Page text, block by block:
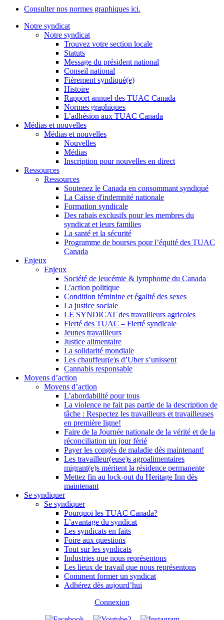
Consulter nos normes graphiques ici.
Notre syndicat
Notre syndicat
Trouvez votre section locale
Statuts
Message du président national
Conseil national
Fièrement syndiqué(e)
Histoire
Rapport annuel des TUAC Canada
Normes graphiques
L’adhésion aux TUAC Canada
Médias et nouvelles
Médias et nouvelles
Nouvelles
Médias
Inscription pour nouvelles en direct
Ressources
Ressources
Soutenez le Canada en consommant syndiqué
La Caisse d'indemnité nationale
Formation syndicale
Des rabais exclusifs pour les membres du
syndicat et leurs families
La santé et la sécurité
Programme de bourses pour l’équité des TUAC
Canada
Enjeux
Enjeux
Société de leucémie & lymphome du Canada
L’action politique
Condition féminine et égalité des sexes
La justice sociale
LE SYNDICAT des travailleurs agricoles
Fierté des TUAC – Fierté syndicale
Jeunes travailleurs
Justice alimentaire
La solidarité mondiale
Les chauffeur(e)s d’Uber s’unissent
Cannabis responsable
Moyens d’action
Moyens d’action
L’abordabilité pour tous
La violence ne fait pas partie de la description de
tâche : Respectez les travailleurs et travailleuses
en première ligne!
Faire de la Journée nationale de la vérité et de la
réconciliation un jour férié
Payer les congés de maladie dès maintenant!
Les travailleur(euse)s agroalimentaires
migrant(e)s méritent la résidence permanente
Mettez fin au lock-out du Heritage Inn dès
maintenant
Se syndiquer
Se syndiquer
Pourquoi les TUAC Canada?
L’avantage du syndicat
Les syndicats en faits
Foire aux questions
Tout sur les syndicats
Industries que nous représentons
Les lieux de travail que nous représentons
Comment former un syndicat
Adhérez dès aujourd’hui
Connexion